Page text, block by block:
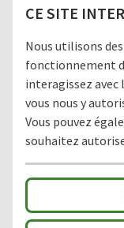
CE SITE
Nous utilisons
fonctionnement
interagissez avec
vous nous y
Vous pouvez
souhaitez
enroulable et d’un
Zone de passage
1 GROSSES
2 ZONE
3 SALETÉ